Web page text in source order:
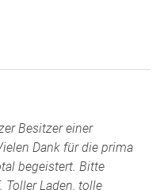
Besitzer einer
Dank für die prima
begeistert. Bitte
Toller Laden, tolle